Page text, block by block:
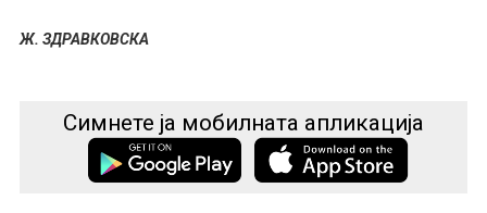
Ж. ЗДРАВКОВСКА
Симнете ја мобилната апликација